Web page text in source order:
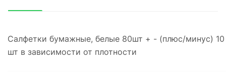
Салфетки бумажные, белые 80шт + - (плюс/минус) 10
шт в зависимости от плотности